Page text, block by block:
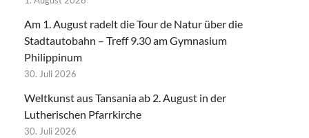
Am 1. August radelt die Tour de Natur über die
Stadtautobahn – Treff 9.30 am Gymnasium
Philippinum
30. Juli 2026
Weltkunst aus Tansania ab 2. August in der
Lutherischen Pfarrkirche
30. Juli 2026